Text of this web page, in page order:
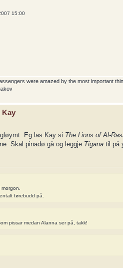
15:00
were amazed by the most important
Kay
Eg las Kay si The Lions of Al-
Skal pinadø gå og leggje Tigana til på
førebudd på.
pissar medan Alanna ser på, takk!